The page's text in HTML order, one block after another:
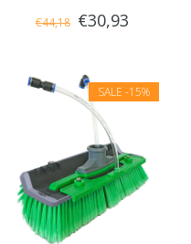
€44,18 €30,93
SALE -15%